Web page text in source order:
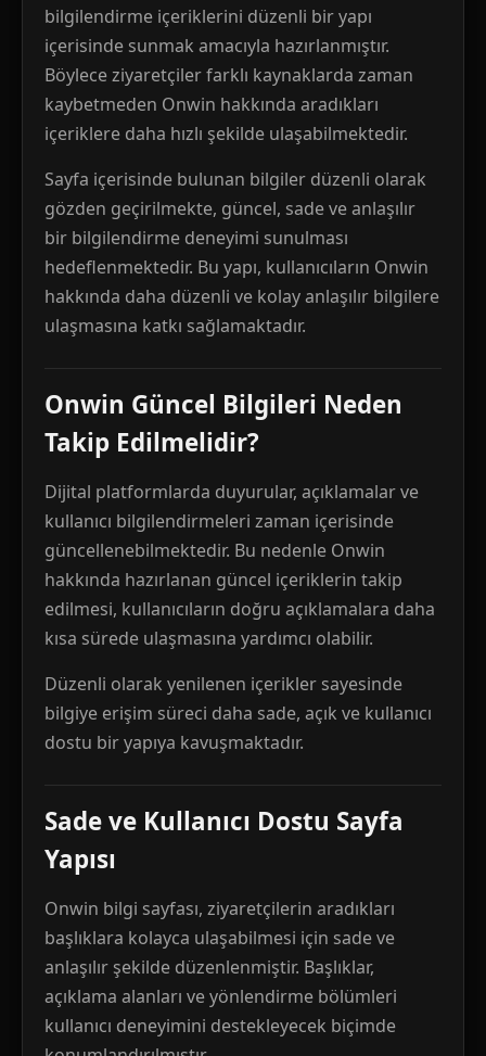
bilgilendirme içeriklerini düzenli bir yapı
içerisinde sunmak amacıyla hazırlanmıştır.
Böylece ziyaretçiler farklı kaynaklarda zaman
kaybetmeden Onwin hakkında aradıkları
içeriklere daha hızlı şekilde ulaşabilmektedir.
Sayfa içerisinde bulunan bilgiler düzenli olarak
gözden geçirilmekte, güncel, sade ve anlaşılır
bir bilgilendirme deneyimi sunulması
hedeflenmektedir. Bu yapı, kullanıcıların Onwin
hakkında daha düzenli ve kolay anlaşılır bilgilere
ulaşmasına katkı sağlamaktadır.
Onwin Güncel Bilgileri Neden
Takip Edilmelidir?
Dijital platformlarda duyurular, açıklamalar ve
kullanıcı bilgilendirmeleri zaman içerisinde
güncellenebilmektedir. Bu nedenle Onwin
hakkında hazırlanan güncel içeriklerin takip
edilmesi, kullanıcıların doğru açıklamalara daha
kısa sürede ulaşmasına yardımcı olabilir.
Düzenli olarak yenilenen içerikler sayesinde
bilgiye erişim süreci daha sade, açık ve kullanıcı
dostu bir yapıya kavuşmaktadır.
Sade ve Kullanıcı Dostu Sayfa
Yapısı
Onwin bilgi sayfası, ziyaretçilerin aradıkları
başlıklara kolayca ulaşabilmesi için sade ve
anlaşılır şekilde düzenlenmiştir. Başlıklar,
açıklama alanları ve yönlendirme bölümleri
kullanıcı deneyimini destekleyecek biçimde